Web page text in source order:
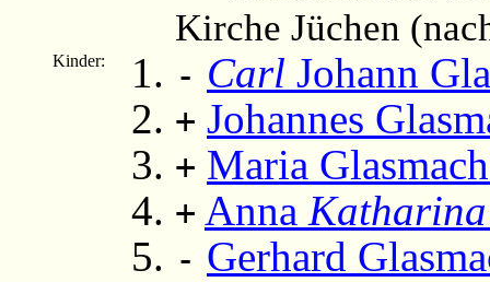
Kirche Jüchen
Kinder: - Carl Johann
+ Johannes
+ Maria
+ Anna Katharina
- Gerhard